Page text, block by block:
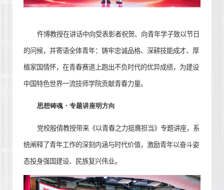
仵博教授在讲话中向受表彰者祝贺、向青年学子致以节日
的问候，并寄语全体青年：铸牢忠诚品格、深耕技能成才、厚
植家国情怀，在青春赛道上跑出不负时代的优异成绩，为建设
中国特色世界一流技师学院贡献青春力量。
思想铸魂・ 专题讲座明方向
党校殷倩教授带来《以青春之力挺膺担当》专题讲座，系
统阐释了青年工作的深刻内涵与时代价值，激励青年以奋斗姿
态投身强国建设、民族复兴伟业。